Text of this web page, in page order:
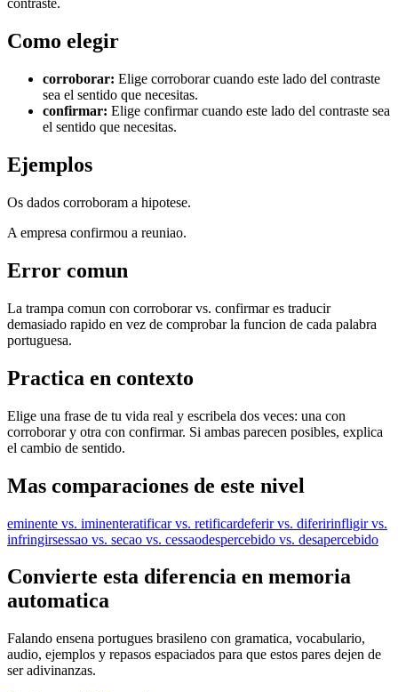
contraste.
Como elegir
corroborar: Elige corroborar cuando este lado del contraste
sea el sentido que necesitas.
confirmar: Elige confirmar cuando este lado del contraste sea
el sentido que necesitas.
Ejemplos
Os dados corroboram a hipotese.
A empresa confirmou a reuniao.
Error comun
La trampa comun con corroborar vs. confirmar es traducir
demasiado rapido en vez de comprobar la funcion de cada palabra
portuguesa.
Practica en contexto
Elige una frase de tu vida real y escribela dos veces: una con
corroborar y otra con confirmar. Si ambas parecen posibles, explica
el cambio de sentido.
Mas comparaciones de este nivel
eminente vs. iminenteratificar vs. retificardeferir vs. diferirinfligir vs.
infringirsessao vs. secao vs. cessaodespercebido vs. desapercebido
Convierte esta diferencia en memoria
automatica
Falando ensena portugues brasileno con gramatica, vocabulario,
audio, ejemplos y repasos espaciados para que estos pares dejen de
ser adivinanzas.